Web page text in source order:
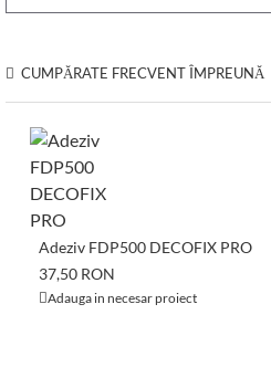
CUMPĂRATE FRECVENT ÎMPREUNĂ
Adeziv FDP500 DECOFIX PRO
37,50 RON
Adauga in necesar proiect